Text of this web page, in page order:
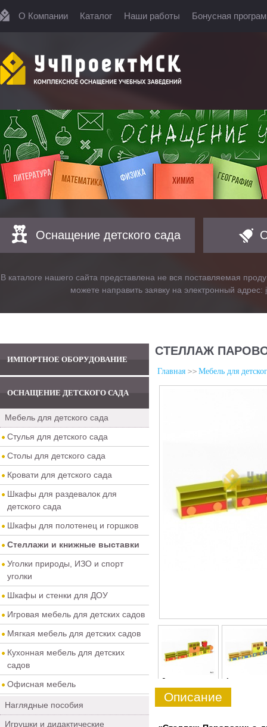
О Компании Каталог Наши работы Бонусная
Оснащение детского сада
В каталоге нашего сайта представлена не вся поставляемая
можете направить заявку на электронный адрес:
ИМПОРТНОЕ ОБОРУДОВАНИЕ
ОСНАЩЕНИЕ ДЕТСКОГО САДА
Мебель для детского сада
Стулья для детского сада
Столы для детского сада
Кровати для детского сада
Шкафы для раздевалок для
детского сада
Шкафы для полотенец и горшков
Стеллажи и книжные выставки
Уголки природы, ИЗО и спорт
уголки
Шкафы и стенки для ДОУ
Игровая мебель для детских садов
Мягкая мебель для детских садов
Кухонная мебель для детских
садов
Офисная мебель
Наглядные пособия
Игрушки и дидактические
СТЕЛЛАЖ
Главная Мебель для
0 1
Описание